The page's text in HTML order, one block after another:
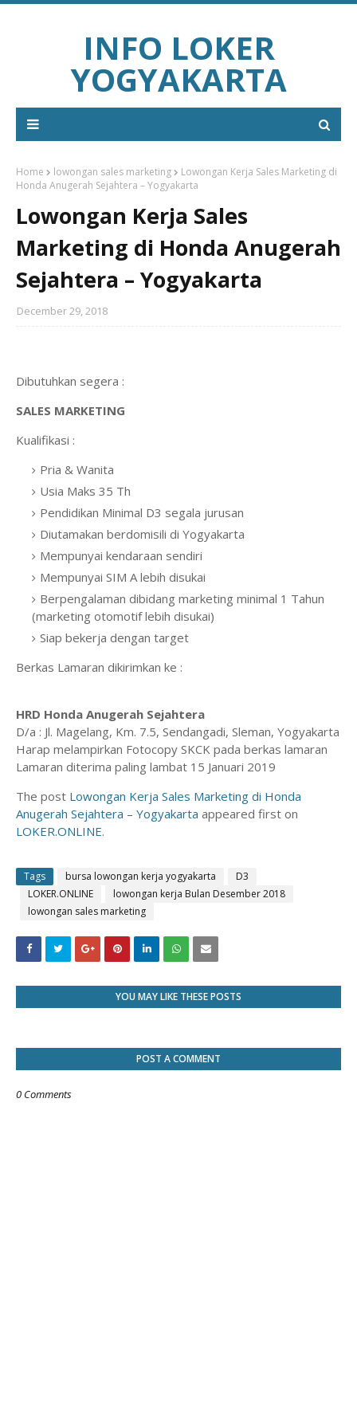
INFO LOKER
YOGYAKARTA
Home lowongan sales marketing
Lowongan Kerja Sales Marketing di
Honda Anugerah Sejahtera – Yogyakarta
Lowongan Kerja Sales
Marketing di Honda Anugerah
Sejahtera – Yogyakarta
December 29, 2018
Dibutuhkan segera :
SALES MARKETING
Kualifikasi :
Pria & Wanita
Usia Maks 35 Th
Pendidikan Minimal D3 segala jurusan
Diutamakan berdomisili di Yogyakarta
Mempunyai kendaraan sendiri
Mempunyai SIM A lebih disukai
Berpengalaman dibidang marketing minimal 1 Tahun
(marketing otomotif lebih disukai)
Siap bekerja dengan target
Berkas Lamaran dikirimkan ke :
HRD Honda Anugerah Sejahtera
D/a : Jl. Magelang, Km. 7.5, Sendangadi, Sleman, Yogyakarta
Harap melampirkan Fotocopy SKCK pada berkas lamaran
Lamaran diterima paling lambat 15 Januari 2019
The post Lowongan Kerja Sales Marketing di Honda
Anugerah Sejahtera – Yogyakarta appeared first on
LOKER.ONLINE.
Tags bursa lowongan kerja yogyakarta
D3
LOKER.ONLINE
lowongan kerja Bulan Desember 2018
lowongan sales marketing
YOU MAY LIKE THESE POSTS
POST A COMMENT
0 Comments